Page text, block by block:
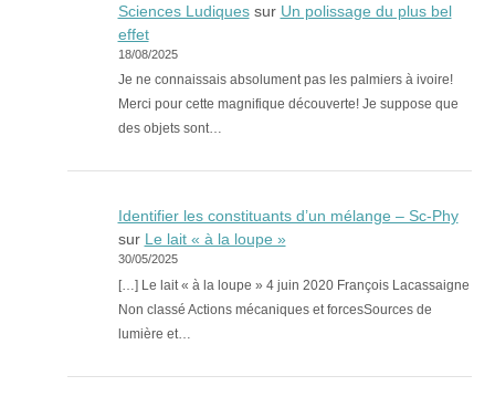
Sciences Ludiquessur Un polissage du plus bel
effet
18/08/2025
Je ne connaissais absolument pas les palmiers à ivoire!
Merci pour cette magnifique découverte! Je suppose que
des objets sont…
Identifier les constituants d’un mélange – Sc-Phy
sur Le lait « à la loupe »
30/05/2025
[…] Le lait « à la loupe » 4 juin 2020 François Lacassaigne
Non classé Actions mécaniques et forcesSources de
lumière et…